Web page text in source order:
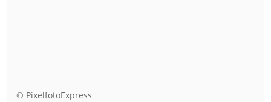
© PixelfotoExpress